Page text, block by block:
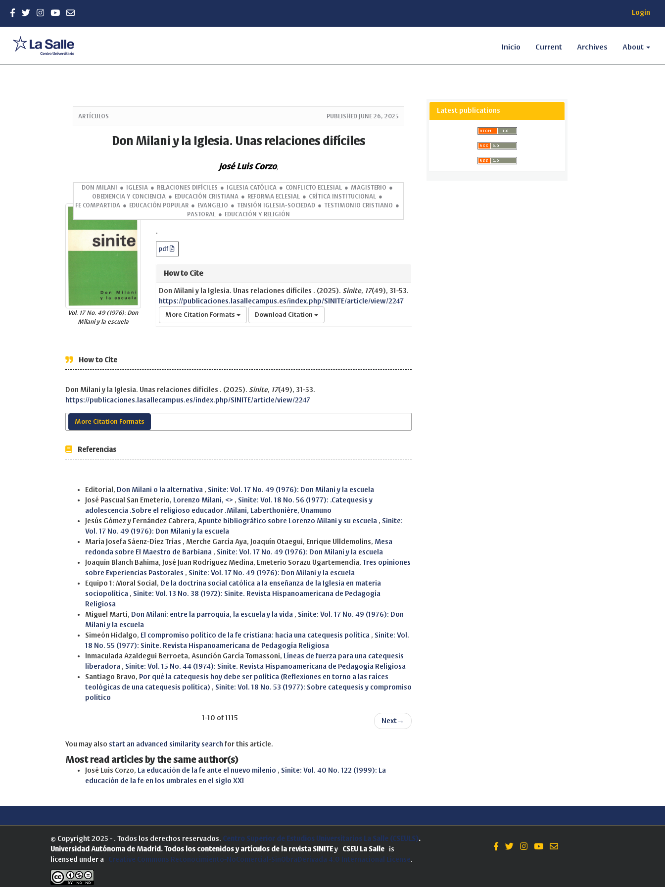
Login
Inicio Current Archives About
ARTÍCULOS PUBLISHED JUNE 26, 2025
Don Milani y la Iglesia. Unas relaciones difíciles
José Luis Corzo,
DON MILANI IGLESIA RELACIONES DIFÍCILES IGLESIA CATÓLICA CONFLICTO ECLESIAL
MAGISTERIO
OBEDIENCIA Y CONCIENCIA
EDUCACIÓN CRISTIANA REFORMA ECLESIAL
CRÍTICA INSTITUCIONAL
FE COMPARTIDA
EDUCACIÓN POPULAR EVANGELIO TENSIÓN IGLESIA-SOCIEDAD
TESTIMONIO CRISTIANO
PASTORAL
EDUCACIÓN Y RELIGIÓN
Vol. 17 No. 49 (1976): Don
Milani y la escuela
Abstract
.
pdf
How to Cite
Don Milani y la Iglesia. Unas relaciones difíciles . (2025). Sinite, 17(49), 31-53.
https://publicaciones.lasallecampus.es/index.php/SINITE/article/view/2247
More Citation Formats Download Citation
How to Cite
Don Milani y la Iglesia. Unas relaciones difíciles . (2025). Sinite, 17(49), 31-53.
https://publicaciones.lasallecampus.es/index.php/SINITE/article/view/2247
More Citation Formats
Referencias
Editorial, Don Milani o la alternativa , Sinite: Vol. 17 No. 49 (1976): Don Milani y la escuela
José Pascual San Emeterio, Lorenzo Milani, <> , Sinite: Vol. 18 No. 56 (1977): .Catequesis y
adolescencia .Sobre el religioso educador .Milani, Laberthonière, Unamuno
Jesús Gómez y Fernández Cabrera, Apunte bibliográfico sobre Lorenzo Milani y su escuela , Sinite:
Vol. 17 No. 49 (1976): Don Milani y la escuela
María Josefa Sáenz-Díez Trías , Merche García Aya, Joaquín Otaegui, Enrique Ulldemolins, Mesa
redonda sobre El Maestro de Barbiana , Sinite: Vol. 17 No. 49 (1976): Don Milani y la escuela
Joaquín Blanch Bahima, José Juan Rodríguez Medina, Emeterio Sorazu Ugartemendía, Tres opiniones
sobre Experiencias Pastorales , Sinite: Vol. 17 No. 49 (1976): Don Milani y la escuela
Equipo 1: Moral Social, De la doctrina social católica a la enseñanza de la Iglesia en materia
sociopolítica , Sinite: Vol. 13 No. 38 (1972): Sinite. Revista Hispanoamericana de Pedagogía
Religiosa
Miguel Martí, Don Milani: entre la parroquia, la escuela y la vida , Sinite: Vol. 17 No. 49 (1976): Don
Milani y la escuela
Simeón Hidalgo, El compromiso político de la fe cristiana: hacia una catequesis política , Sinite: Vol.
18 No. 55 (1977): Sinite. Revista Hispanoamericana de Pedagogía Religiosa
Inmaculada Azaldegui Berroeta, Asunción García Tomassoni, Líneas de fuerza para una catequesis
liberadora , Sinite: Vol. 15 No. 44 (1974): Sinite. Revista Hispanoamericana de Pedagogía Religiosa
Santiago Bravo, Por qué la catequesis hoy debe ser política (Reflexiones en torno a las raíces
teológicas de una catequesis política) , Sinite: Vol. 18 No. 53 (1977): Sobre catequesis y compromiso
político
1-10 of 1115 Next →
You may also start an advanced similarity search for this article.
Most read articles by the same author(s)
José Luis Corzo, La educación de la fe ante el nuevo milenio , Sinite: Vol. 40 No. 122 (1999): La
educación de la fe en los umbrales en el siglo XXI
Latest publications
© Copyright 2025 - . Todos los derechos reservados. Centro Superior de Estudios Universitarios La Salle (CSEULS).
Universidad Autónoma de Madrid. Todos los contenidos y artículos de la revista SINITEy CSEU La Salle is
licensed under a Creative Commons Reconocimiento-NoComercial-SinObraDerivada 4.0 Internacional License.